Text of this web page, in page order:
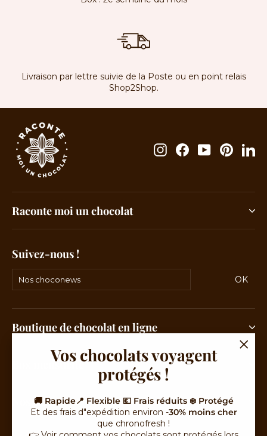
Vos chocolats voyagent
protégés !
🚚 Rapide📍 Flexible 💶 Frais réduits ❄️ Protégé
Et des frais d"expédition environ -30% moins cher
que chronofresh !
Livraison par lettre suivie de la Poste ou en point relais
Shop2Shop.
InstagramFacebookYouTube
Raconte moi un chocolat
Suivez-nous !
choconews
OK
Boutique de chocolat en ligne
Box mensuelle
Nos offres